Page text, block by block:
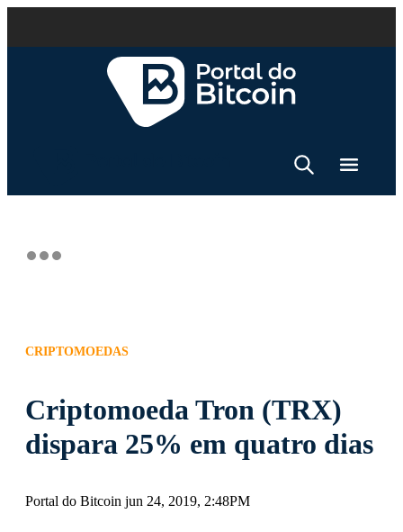
CRIPTOMOEDAS
Criptomoeda Tron (TRX)
dispara 25% em quatro dias
Portal do Bitcoin jun 24, 2019, 2:48PM